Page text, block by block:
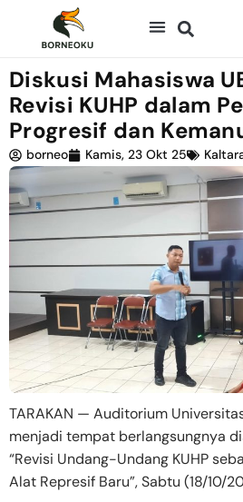
Diskusi Mahasiswa
Revisi KUHP dalam
Progresif dan
borneo Kamis, 23 Okt 25
TARAKAN — Auditorium
menjadi tempat berlangsungnya
“Revisi Undang-Undang KUHP
Alat Represif Baru”, Sabtu (18/10/